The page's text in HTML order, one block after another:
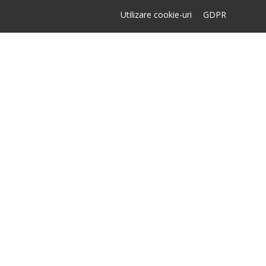
Utilizare cookie-uri GDPR